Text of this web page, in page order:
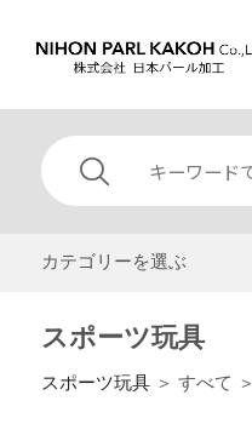
カテゴリーを選ぶ
スポーツ玩具
スポーツ玩具＞ すべて ＞